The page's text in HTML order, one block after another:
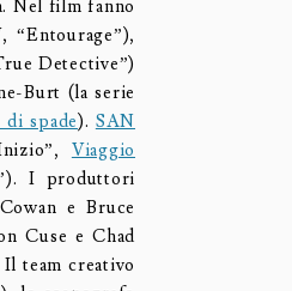
Nel film fanno
Detective”)
Burt (la serie
spade). SAN
Viaggio
I produttori
e Bruce
Cuse e Chad
team creativo